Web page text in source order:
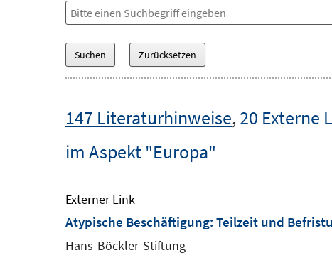
147 Literaturhinweise,20 Externe
im Aspekt "Europa"
Externer Link
Atypische Beschäftigung: Teilzeit und
Hans-Böckler-Stiftung